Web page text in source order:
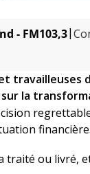
- FM103,3|
travailleuses
la
financière.
traité ou livré,